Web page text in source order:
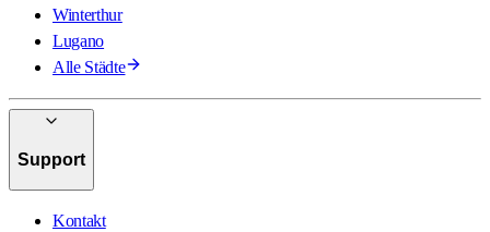
Winterthur
Lugano
Alle Städte
Support
Kontakt